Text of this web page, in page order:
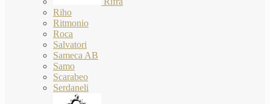
Riho
Ritmonio
Roca
Salvatori
Sameca AB
Samo
Scarabeo
Serdaneli